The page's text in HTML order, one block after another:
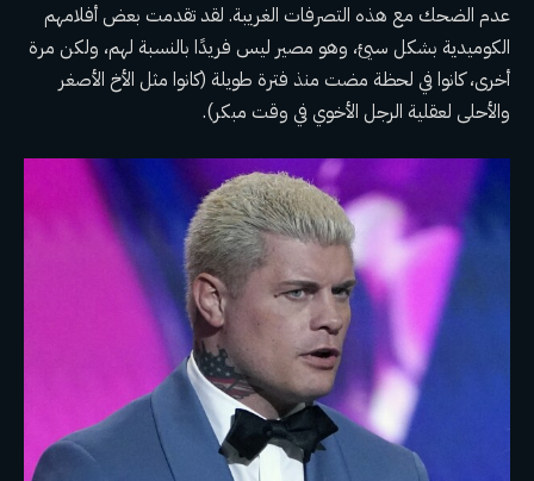
عدم الضحك مع هذه التصرفات الغريبة. لقد تقدمت بعض أفلامهم
الكوميدية بشكل سيئ، وهو مصير ليس فريدًا بالنسبة لهم، ولكن مرة
أخرى، كانوا في لحظة مضت منذ فترة طويلة (كانوا مثل الأخ الأصغر
والأحلى لعقلية الرجل الأخوي في وقت مبكر).